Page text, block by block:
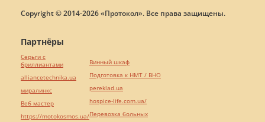
Copyright © 2014-2026 «Протокол». Все права защищены.
Партнёры
Серьги с
бриллиантами
alliancetechnika.ua
миралинкс
Веб мастер
https://motokosmos.ua/
Винный шкаф
Подготовка к НМТ / ВНО
pereklad.ua
hospice-life.com.ua/
Перевозка больных